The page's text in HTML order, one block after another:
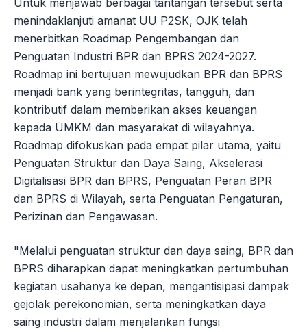
Untuk menjawab berbagai tantangan tersebut serta
menindaklanjuti amanat UU P2SK, OJK telah
menerbitkan Roadmap Pengembangan dan
Penguatan Industri BPR dan BPRS 2024-2027.
Roadmap ini bertujuan mewujudkan BPR dan BPRS
menjadi bank yang berintegritas, tangguh, dan
kontributif dalam memberikan akses keuangan
kepada UMKM dan masyarakat di wilayahnya.
Roadmap difokuskan pada empat pilar utama, yaitu
Penguatan Struktur dan Daya Saing, Akselerasi
Digitalisasi BPR dan BPRS, Penguatan Peran BPR
dan BPRS di Wilayah, serta Penguatan Pengaturan,
Perizinan dan Pengawasan.
"Melalui penguatan struktur dan daya saing, BPR dan
BPRS diharapkan dapat meningkatkan pertumbuhan
kegiatan usahanya ke depan, mengantisipasi dampak
gejolak perekonomian, serta meningkatkan daya
saing industri dalam menjalankan fungsi